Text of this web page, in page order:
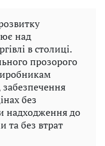
над
в столиці.
прозорого
забезпечення
без
надходження до
та без втрат